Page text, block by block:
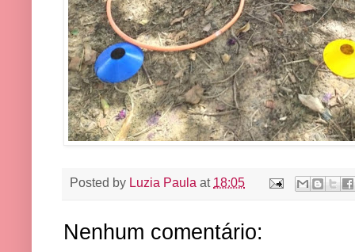
Posted by Luzia Paula at 18:05
Nenhum comentário: